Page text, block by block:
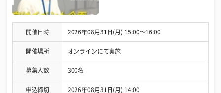
開催日時 2026年08月31日(月) 15:00〜16:00
開催場所 オンラインにて実施
募集人数 300名
申込締切 2026年08月31日(月) 14:00